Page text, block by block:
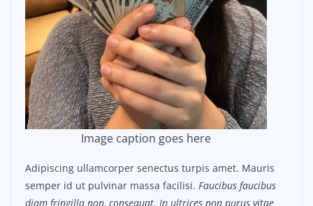
Image caption goes here
Adipiscing ullamcorper senectus turpis amet. Mauris
semper id ut pulvinar massa facilisi. Faucibus faucibus
diam fringilla non, consequat. In ultrices non purus vitae